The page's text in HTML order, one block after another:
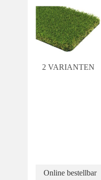
2 VARIANTEN
Online bestellbar